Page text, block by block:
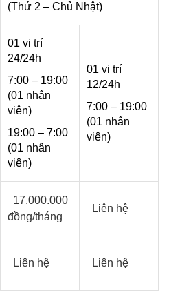
(Thứ 2 – Chủ Nhật)
01 vị trí
24/24h
7:00 – 19:00
(01 nhân
viên)
19:00 – 7:00
(01 nhân
viên)
01 vị trí
12/24h
7:00 – 19:00
(01 nhân
viên)
17.000.000
đồng/tháng
Liên hệ
Liên hệ Liên hệ